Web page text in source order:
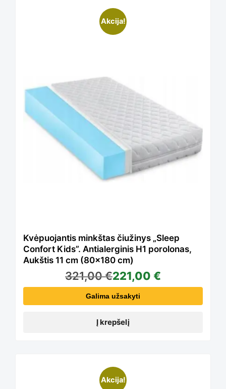
Akcija!
Kvėpuojantis minkštas čiužinys „Sleep
Confort Kids”. Antialerginis H1 porolonas,
Aukštis 11 cm (80×180 cm)
321,00€221,00 €
Galima užsakyti
Į krepšelį
Akcija!